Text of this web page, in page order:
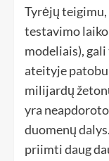
Tyrėjų
testavimo
modeliais),
ateityje
milijardų
yra
duomenų
priimti daug